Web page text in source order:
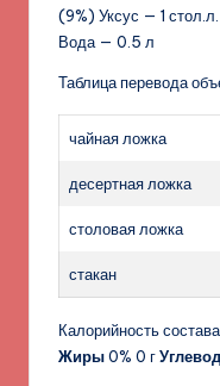
(9%) Уксус — 1 стол.л.
Вода — 0.5 л
Таблица перевода
чайная ложка
десертная ложка
столовая ложка
стакан
Калорийность состава
Жиры0% 0 г